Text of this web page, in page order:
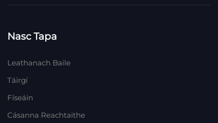
Nasc Tapa
Leathanach Baile
Táirgí
Físeáin
Cásanna Reachtaithe